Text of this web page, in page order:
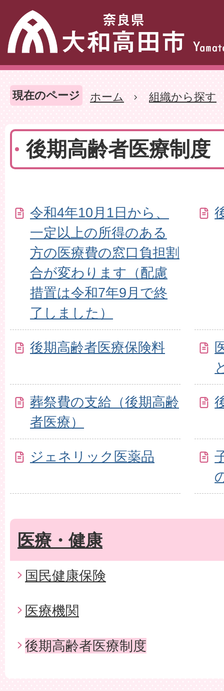
現在のページ ホーム 組織から探す
後期高齢者医療制度
令和4年10月1日から、
一定以上の所得のある
方の医療費の窓口負担割
合が変わります（配慮
措置は令和7年9月で終
了しました）
後期高齢者医療保険料
葬祭費の支給（後期高齢
者医療）
ジェネリック医薬品
医療・健康
国民健康保険
医療機関
後期高齢者医療制度